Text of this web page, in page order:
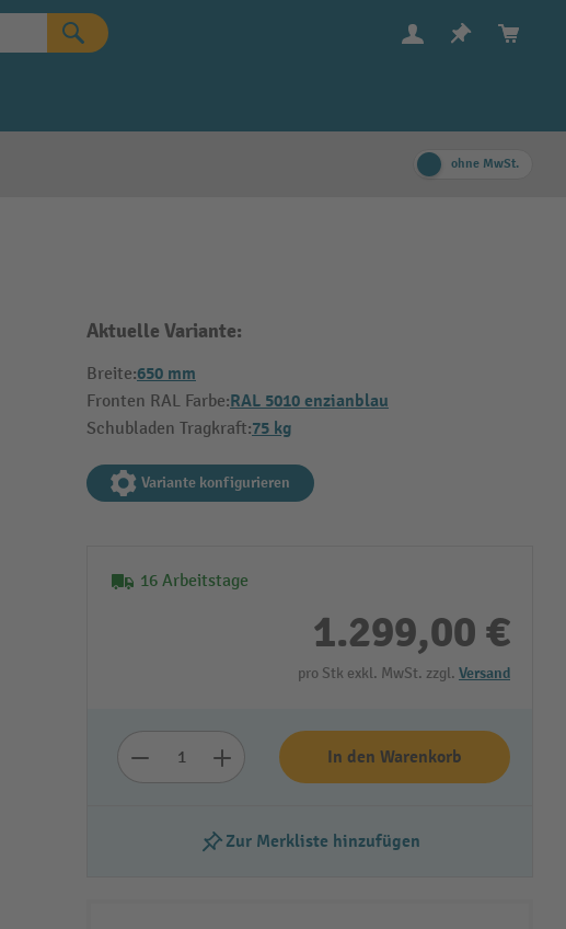
ohne MwSt.
Video abspielen
Aktuelle Variante:
Breite:650 mm
Fronten RAL Farbe:RAL 5010 enzianblau
Schubladen Tragkraft:75 kg
Variante konfigurieren
16 Arbeitstage
1.299,00 €
pro Stk exkl. MwSt. zzgl. Versand
In den Warenkorb
Zur Merkliste hinzufügen